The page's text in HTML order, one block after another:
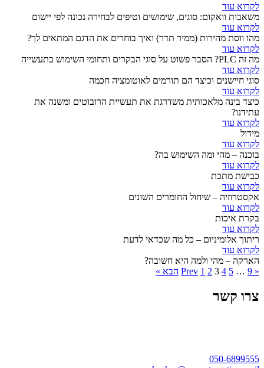
לקרוא עוד
משאבות וואקום: סוגים, שימושים וטיפים לבחירה נכונה לפי יישום
לקרוא עוד
מהו ווסת מהירות (ממיר תדר) ואיך בוחרים את הדגם המתאים לך?
לקרוא עוד
מה זה PLC? הסבר פשוט על סוגי הבקרים ותחומי השימוש בתעשייה
לקרוא עוד
סוגי חיישנים וכיצד הם תורמים לאוטומציה חכמה
לקרוא עוד
כיצד בינה מלאכותית משדרגת את תעשיית הרובוטים ומשנה את
עתידנו?
לקרוא עוד
מידול
לקרוא עוד
בוכנה – מהי ומה השימוש בה?
לקרוא עוד
כבישת מתכת
לקרוא עוד
אקסטרוזיה – שיחול החומרים השונים
לקרוא עוד
בקרת איכות
לקרוא עוד
ריתוך אלומיניום – כל מה שכדאי לדעת
לקרוא עוד
הארקה – מהי ולמה היא חשובה?
Posts
pagination
« Prev
1 2 3 4 5 … 9 הבא »
צרו קשר
050-6899555